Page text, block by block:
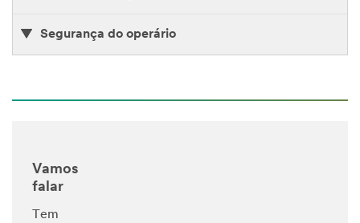
Segurança do operário
Vamos
falar
Tem